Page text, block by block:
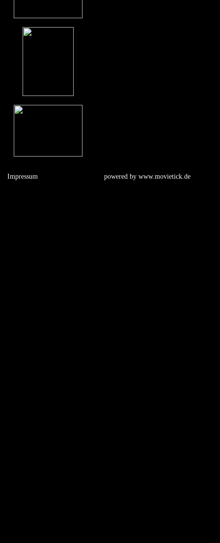
Impressum powered by www.movietick.de